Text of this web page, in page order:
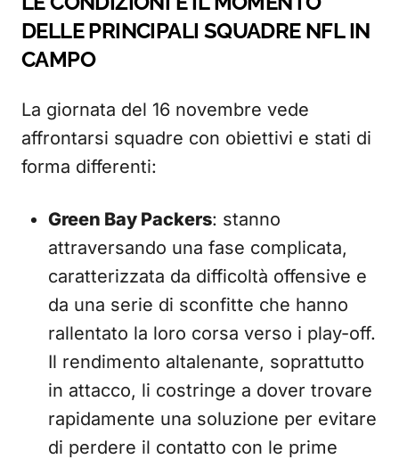
DELLE PRINCIPALI SQUADRE NFL IN
CAMPO
La giornata del 16 novembre vede
affrontarsi squadre con obiettivi e stati di
forma differenti:
Green Bay Packers: stanno
attraversando una fase complicata,
caratterizzata da difficoltà offensive e
da una serie di sconfitte che hanno
rallentato la loro corsa verso i play-off.
Il rendimento altalenante, soprattutto
in attacco, li costringe a dover trovare
rapidamente una soluzione per evitare
di perdere il contatto con le prime